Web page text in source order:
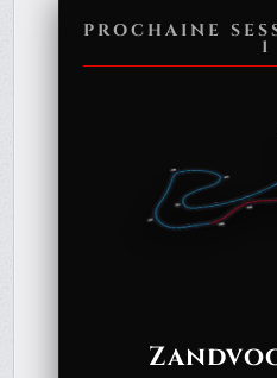
PROCHAINE
1